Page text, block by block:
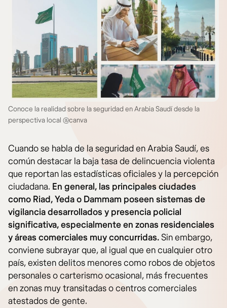
Conoce la realidad sobre la seguridad en Arabia Saudí desde la
perspectiva local @canva
Cuando se habla de la seguridad en Arabia Saudí, es
común destacar la baja tasa de delincuencia violenta
que reportan las estadísticas oficiales y la percepción
ciudadana. En general, las principales ciudades
como Riad, Yeda o Dammam poseen sistemas de
vigilancia desarrollados y presencia policial
significativa, especialmente en zonas residenciales
y áreas comerciales muy concurridas.Sin embargo,
conviene subrayar que, al igual que en cualquier otro
país, existen delitos menores como robos de objetos
personales o carterismo ocasional, más frecuentes
en zonas muy transitadas o centros comerciales
atestados de gente.